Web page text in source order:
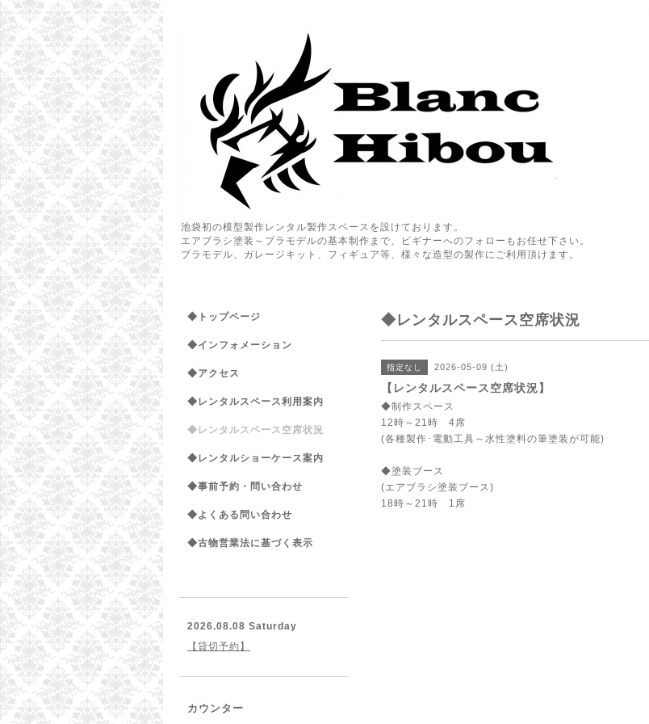
池袋初の模型製作レンタル製作スペースを設けております。
エアブラシ塗装～プラモデルの基本制作まで、ビギナーへのフォローもお任せ下さい。
プラモデル、ガレージキット、フィギュア等、様々な造型の製作にご利用頂けます。
◆レンタルスペース空席状況
指定なし 2026-05-09 (土)
【レンタルスペース空席状況】
◆制作スペース
12時～21時 4席
(各種製作･電動工具～水性塗料の筆塗装が可能)
◆塗装ブース
(エアブラシ塗装ブース)
18時～21時 1席
◆トップページ
◆インフォメーション
◆アクセス
◆レンタルスペース利用案内
◆レンタルスペース空席状況
◆レンタルショーケース案内
◆事前予約・問い合わせ
◆よくある問い合わせ
◆古物営業法に基づく表示
2026.08.08 Saturday
【貸切予約】
カウンター